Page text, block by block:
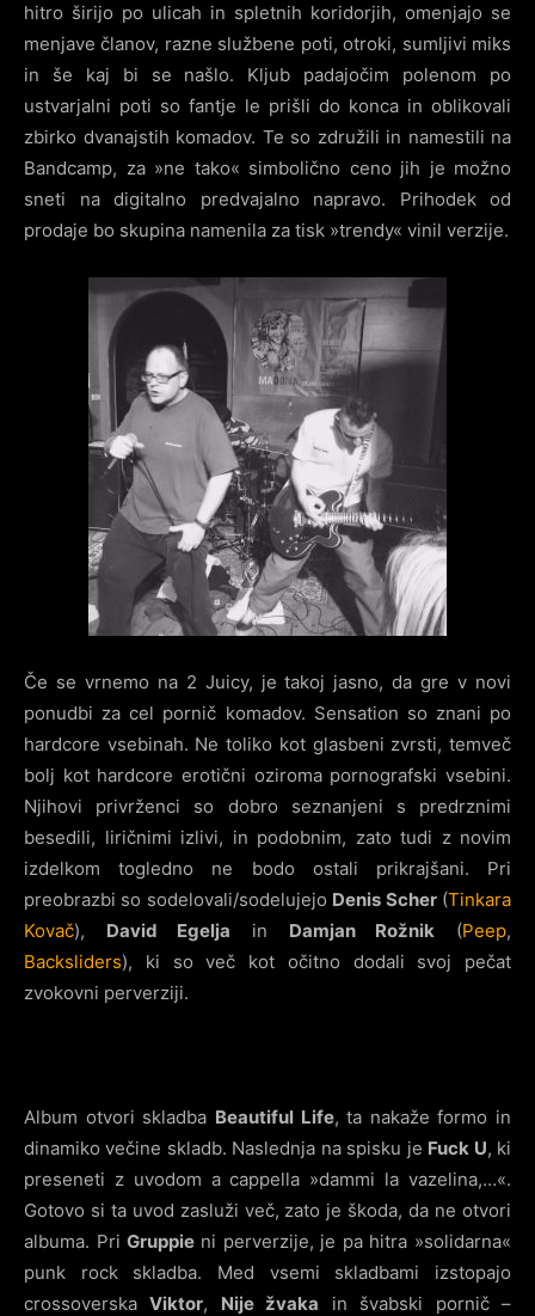
hitro širijo po ulicah in spletnih koridorjih, omenjajo se
menjave članov, razne službene poti, otroki, sumljivi miks
in še kaj bi se našlo. Kljub padajočim polenom po
ustvarjalni poti so fantje le prišli do konca in oblikovali
zbirko dvanajstih komadov. Te so združili in namestili na
Bandcamp, za »ne tako« simbolično ceno jih je možno
sneti na digitalno predvajalno napravo. Prihodek od
prodaje bo skupina namenila za tisk »trendy« vinil verzije.
Če se vrnemo na 2 Juicy, je takoj jasno, da gre v novi
ponudbi za cel pornič komadov. Sensation so znani po
hardcore vsebinah. Ne toliko kot glasbeni zvrsti, temveč
bolj kot hardcore erotični oziroma pornografski vsebini.
Njihovi privrženci so dobro seznanjeni s predrznimi
besedili, liričnimi izlivi, in podobnim, zato tudi z novim
izdelkom togledno ne bodo ostali prikrajšani. Pri
preobrazbi so sodelovali/sodelujejo Denis Scher(Tinkara
Kovač), David Egelja in Damjan Rožnik (Peep,
Backsliders), ki so več kot očitno dodali svoj pečat
zvokovni perverziji.
Album otvori skladba Beautiful Life, ta nakaže formo in
dinamiko večine skladb. Naslednja na spisku je Fuck U, ki
preseneti z uvodom a cappella »dammi la vazelina,…«.
Gotovo si ta uvod zasluži več, zato je škoda, da ne otvori
albuma. PriGruppie ni perverzije, je pa hitra »solidarna«
punk rock skladba. Med vsemi skladbami izstopajo
crossoverskaViktor, Nije žvaka in švabski pornič –